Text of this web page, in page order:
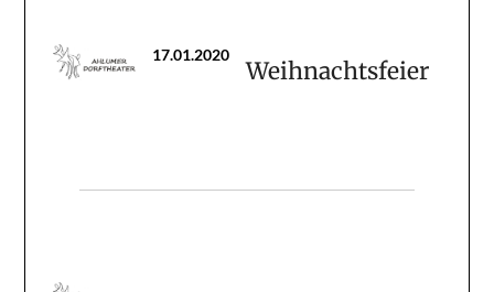
17.01.2020
Weihnachtsfeier